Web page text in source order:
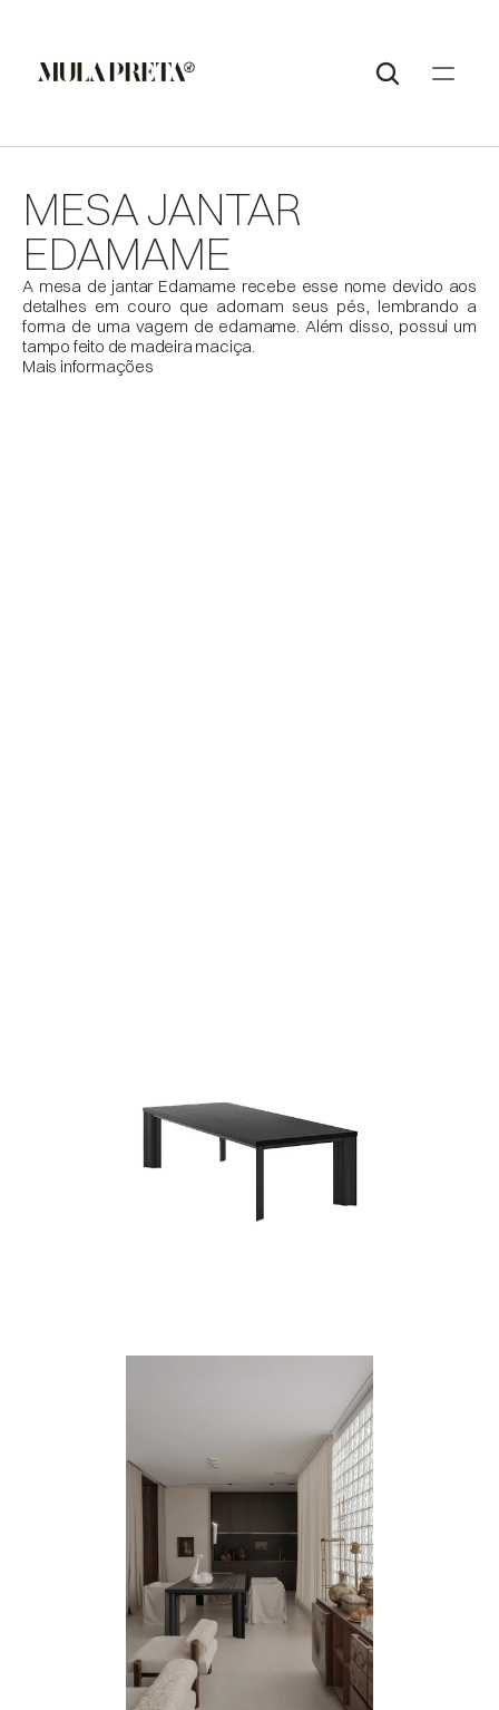
MESA JANTAR
EDAMAME
A mesa de jantar Edamame recebe esse nome devido aos
detalhes em couro que adornam seus pés, lembrando a
forma de uma vagem de edamame. Além disso, possui um
tampo feito de madeira maciça.
Mais informações